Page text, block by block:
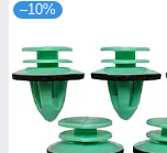
–10%